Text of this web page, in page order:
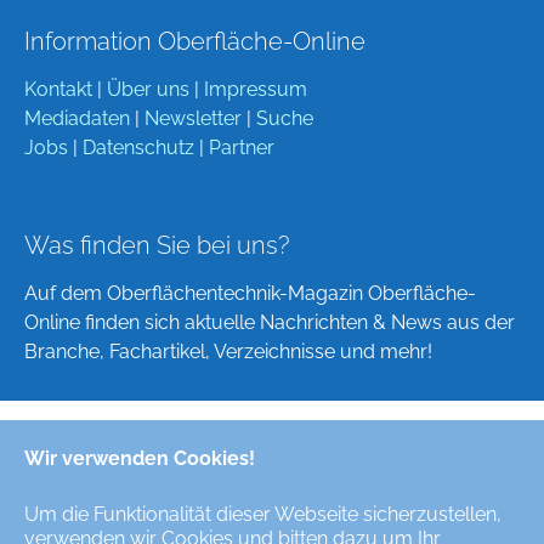
Wir verwenden Cookies!
Um die Funktionalität dieser Webseite sicherzustellen,
verwenden wir Cookies und bitten dazu um Ihr
Information Oberfläche-Online
Kontakt | Über uns | Impressum
Mediadaten | Newsletter | Suche
Jobs | Datenschutz | Partner
Was finden Sie bei uns?
Auf dem Oberflächentechnik-Magazin Oberfläche-
Online finden sich aktuelle Nachrichten & News aus der
Branche, Fachartikel, Verzeichnisse und mehr!
Deutsch